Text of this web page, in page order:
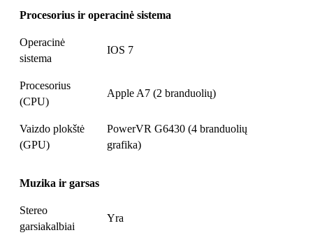
Procesorius ir operacinė sistema
Operacinė
sistema
IOS 7
Procesorius
(CPU)
Apple A7 (2 branduolių)
Vaizdo plokštė
(GPU)
PowerVR G6430 (4 branduolių
grafika)
Muzika ir garsas
Stereo
garsiakalbiai
Yra